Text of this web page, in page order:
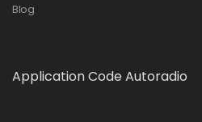
Blog
Application Code Autoradio